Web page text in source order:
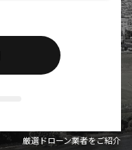
厳選ドローン業者をご紹介